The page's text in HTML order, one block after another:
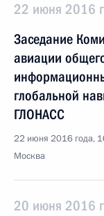
22 июня 2016
Заседание
авиации
глобальной
ГЛОНАСС
22 июня 2016 года,
Москва
20 июня 2016